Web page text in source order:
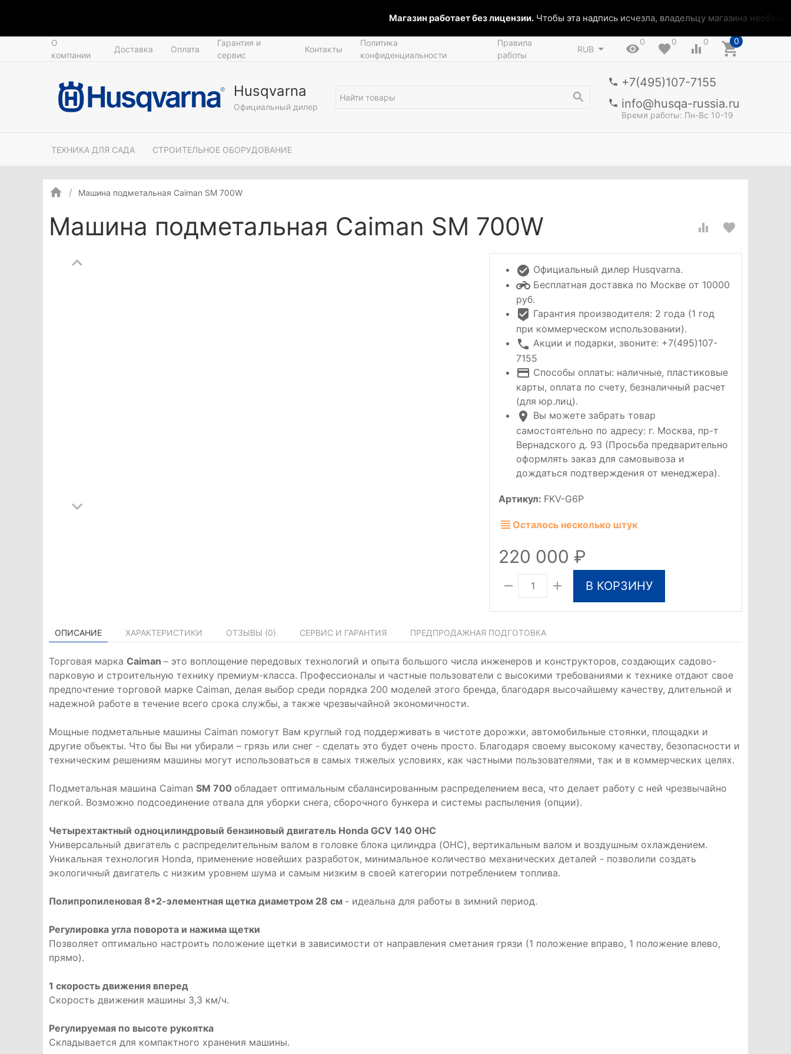
Магазин работает без лицензии.Чтобы эта надпись исчезла, владельцу магазина
О
компании
Доставка Оплата
Гарантия и
сервис
Контакты
Политика
конфиденциальности
Правила
работы
RUB
0 0 0 0
Husqvarna
Официальный дилер
+7(495)107-7155
info@husqa-russia.ru
Время работы: Пн-Вс 10-19
ТЕХНИКА ДЛЯ САДА СТРОИТЕЛЬНОЕ ОБОРУДОВАНИЕ
Машина подметальная Caiman SM 700W
Машина подметальная Caiman SM 700W
Официальный дилер Husqvarna.
Бесплатная доставка по Москве от 10000
руб.
Гарантия производителя: 2 года (1 год
при коммерческом использовании).
Акции и подарки, звоните: +7(495)107-
7155
Способы оплаты: наличные, пластиковые
карты, оплата по счету, безналичный расчет
(для юр.лиц).
Вы можете забрать товар
самостоятельно по адресу: г. Москва, пр-т
Вернадского д. 93 (Просьба предварительно
оформлять заказ для самовывоза и
дождаться подтверждения от менеджера).
Артикул: FKV-G6P
Осталось несколько штук
220 000
В КОРЗИНУ
ОПИСАНИЕ ХАРАКТЕРИСТИКИ ОТЗЫВЫ (0) СЕРВИС И ГАРАНТИЯ ПРЕДПРОДАЖНАЯ ПОДГОТОВКА
Торговая марка Caiman – это воплощение передовых технологий и опыта большого числа инженеров и конструкторов, создающих садово-
парковую и строительную технику премиум-класса. Профессионалы и частные пользователи с высокими требованиями к технике отдают свое
предпочтение торговой марке Caiman, делая выбор среди порядка 200 моделей этого бренда, благодаря высочайшему качеству, длительной и
надежной работе в течение всего срока службы, а также чрезвычайной экономичности.
Мощные подметальные машины Caiman помогут Вам круглый год поддерживать в чистоте дорожки, автомобильные стоянки, площадки и
другие объекты. Что бы Вы ни убирали – грязь или снег - сделать это будет очень просто. Благодаря своему высокому качеству, безопасности и
техническим решениям машины могут использоваться в самых тяжелых условиях, как частными пользователями, так и в коммерческих целях.
Подметальная машина Caiman SM 700 обладает оптимальным сбалансированным распределением веса, что делает работу с ней чрезвычайно
легкой. Возможно подсоединение отвала для уборки снега, сборочного бункера и системы распыления (опции).
Четырехтактный одноцилиндровый бензиновый двигатель Honda GCV 140 OHC
Универсальный двигатель с распределительным валом в головке блока цилиндра (OHC), вертикальным валом и воздушным охлаждением.
Уникальная технология Honda, применение новейших разработок, минимальное количество механических деталей - позволили создать
экологичный двигатель с низким уровнем шума и самым низким в своей категории потреблением топлива.
Полипропиленовая 8*2-элементная щетка диаметром 28 см - идеальна для работы в зимний период.
Регулировка угла поворота и нажима щетки
Позволяет оптимально настроить положение щетки в зависимости от направления сметания грязи (1 положение вправо, 1 положение влево,
прямо).
1 скорость движения вперед
Скорость движения машины 3,3 км/ч.
Регулируемая по высоте рукоятка
Складывается для компактного хранения машины.